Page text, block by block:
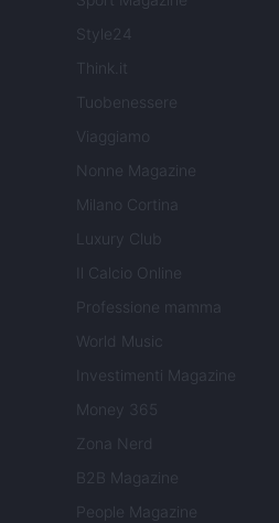
Style24
Think.it
Tuobenessere
Viaggiamo
Nonne Magazine
Milano Cortina
Luxury Club
Il Calcio Online
Professione mamma
World Music
Investimenti Magazine
Money 365
Zona Nerd
B2B Magazine
People Magazine